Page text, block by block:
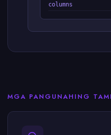
columns
MGA PANGUNAHING